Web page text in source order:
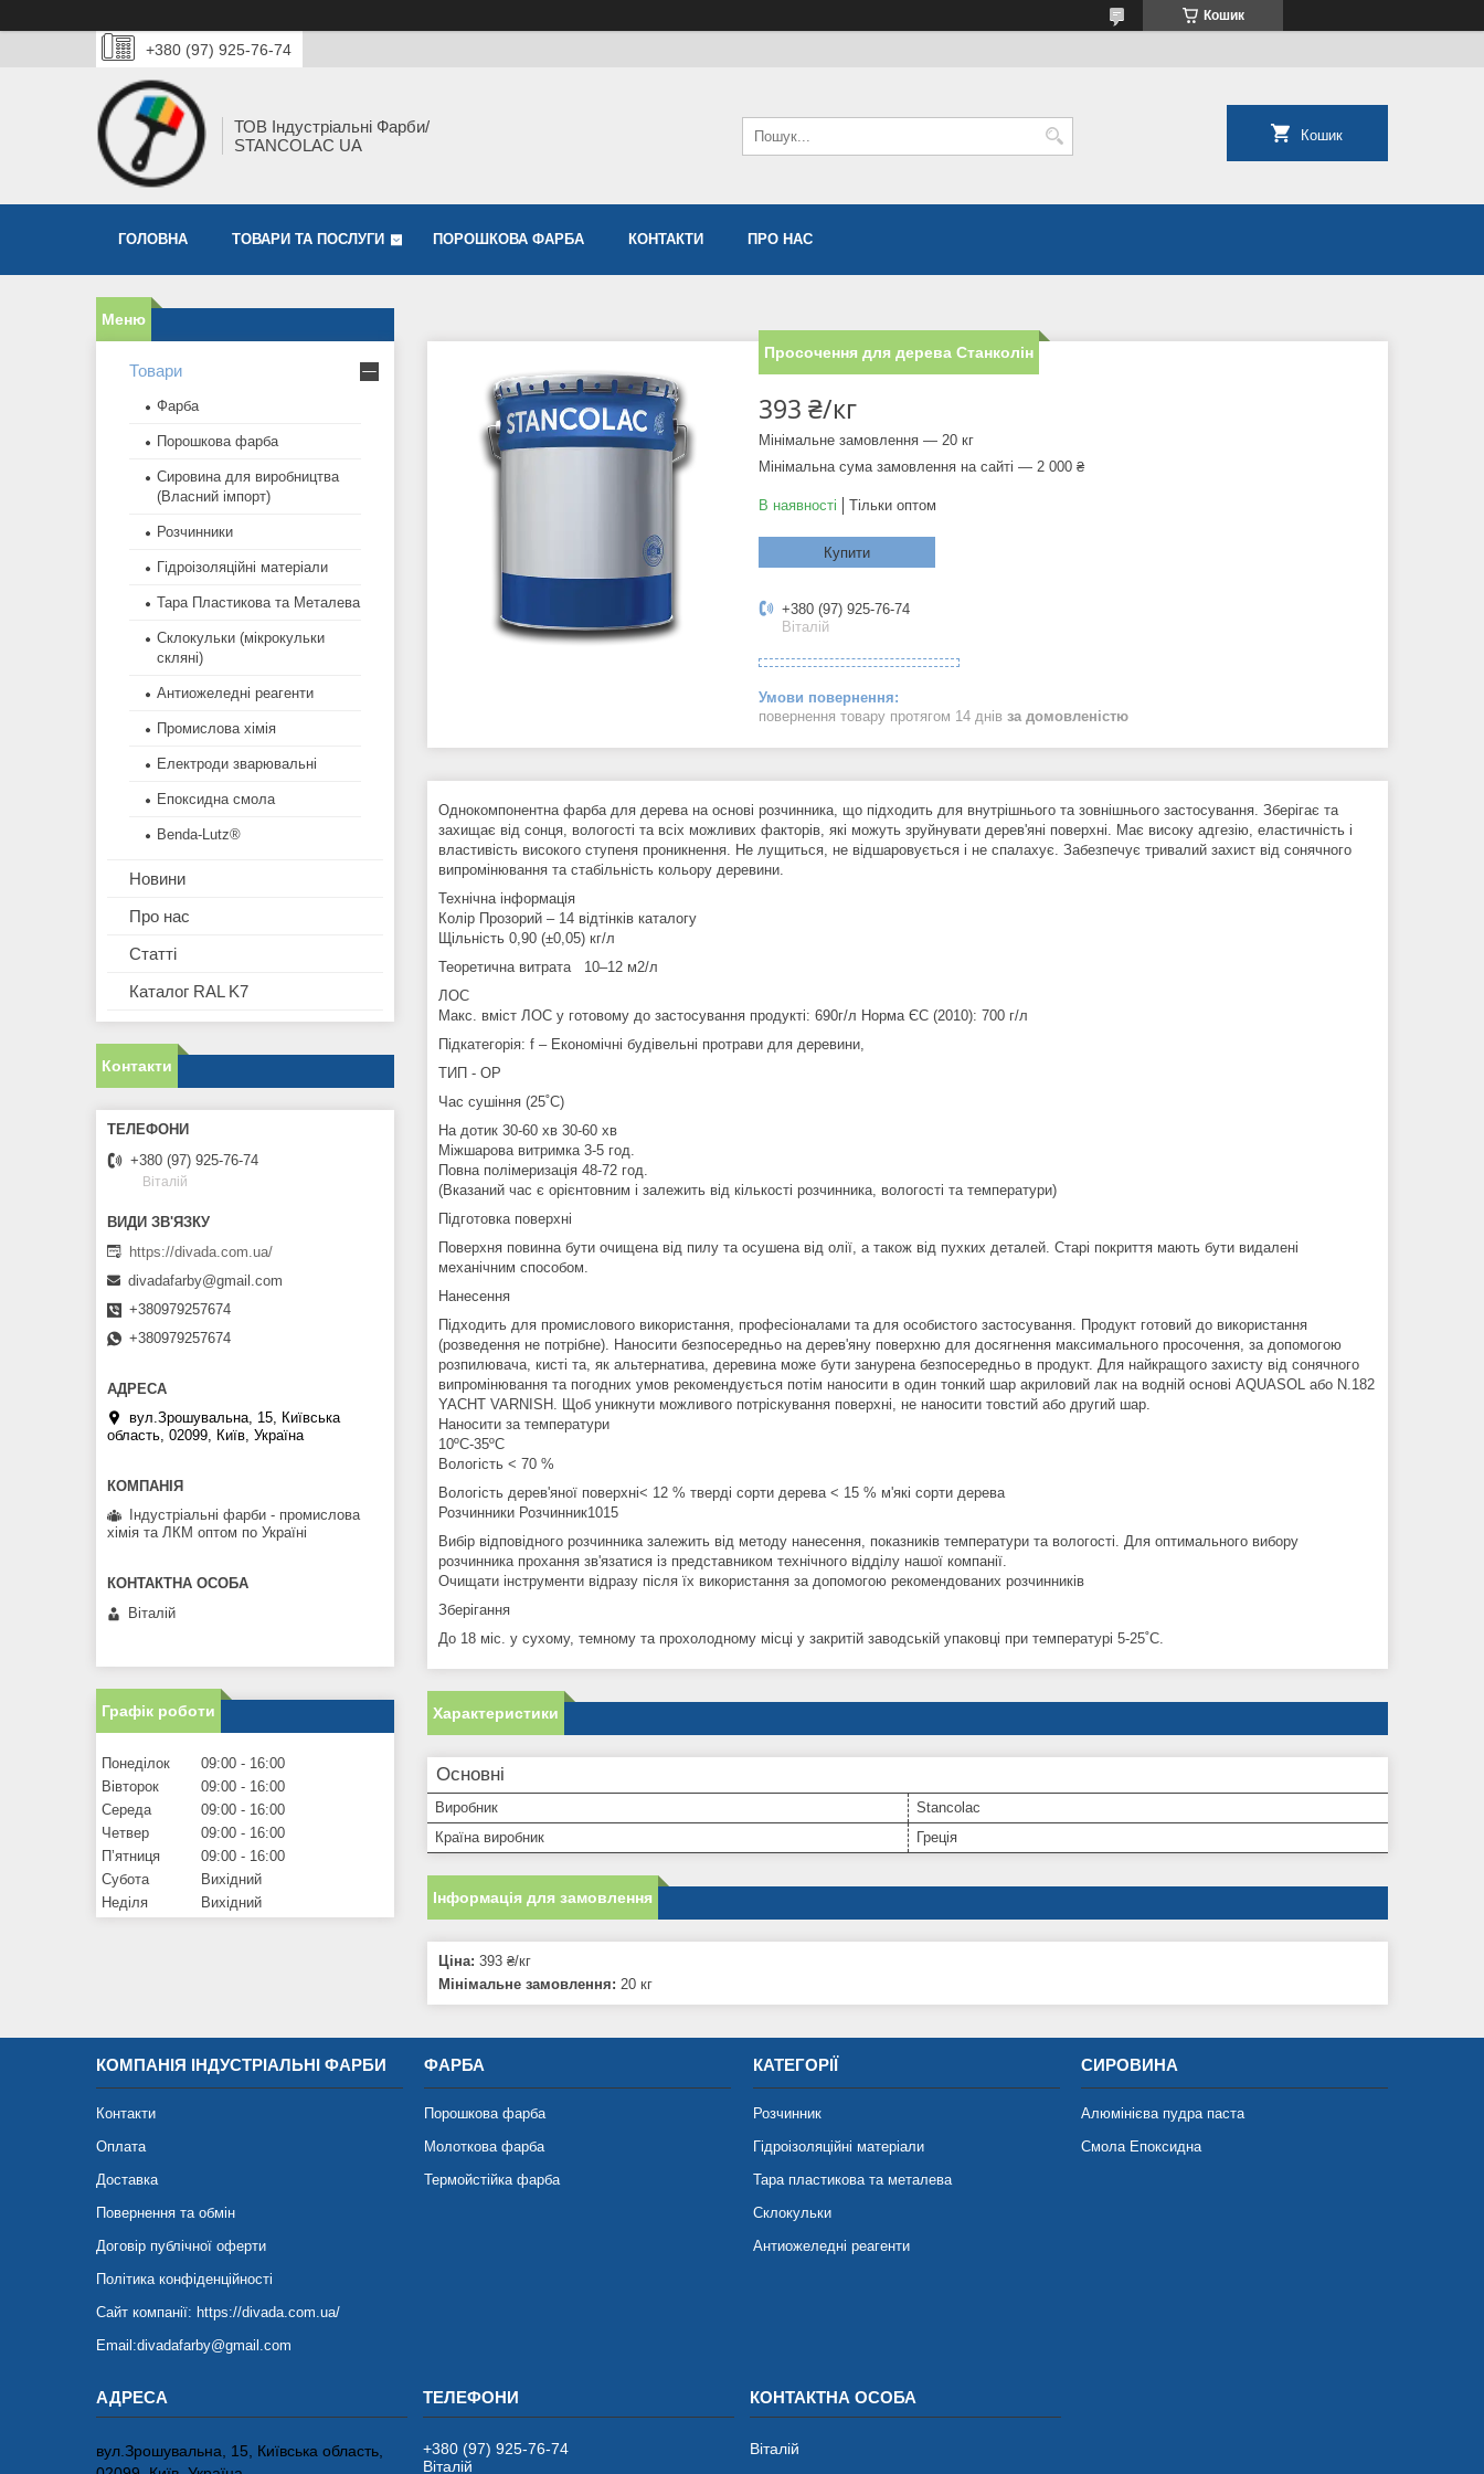
Кошик
+380 (97) 925-76-74
ТОВ Індустріальні Фарби/
STANCOLAC UA
Кошик
ГОЛОВНА ТОВАРИ ТА ПОСЛУГИ ПОРОШКОВА ФАРБА КОНТАКТИ ПРО НАС
Просочення для дерева Станколін
393 ₴/кг
Мінімальне замовлення — 20 кг
Мінімальна сума замовлення на сайті — 2 000 ₴
В наявності Тільки оптом
Купити
+380 (97) 925-76-74
Віталій
повернення товару протягом 14 днів за домовленістю
Однокомпонентна фарба для дерева на основі розчинника, що підходить для внутрішнього та зовнішнього застосування. Зберігає та
захищає від сонця, вологості та всіх можливих факторів, які можуть зруйнувати дерев'яні поверхні. Має високу адгезію, еластичність і
властивість високого ступеня проникнення. Не лущиться, не відшаровується і не спалахує. Забезпечує тривалий захист від сонячного
випромінювання та стабільність кольору деревини.
Технічна інформація
Колір Прозорий – 14 відтінків каталогу
Щільність 0,90 (±0,05) кг/л
Теоретична витрата 10–12 м2/л
ЛОС
Макс. вміст ЛОС у готовому до застосування продукті: 690г/л Норма ЄС (2010): 700 г/л
Підкатегорія: f – Економічні будівельні протрави для деревини,
ТИП - ОР
Час сушіння (25˚C)
На дотик 30-60 хв 30-60 хв
Міжшарова витримка 3-5 год.
Повна полімеризація 48-72 год.
(Вказаний час є орієнтовним і залежить від кількості розчинника, вологості та температури)
Підготовка поверхні
Поверхня повинна бути очищена від пилу та осушена від олії, а також від пухких деталей. Старі покриття мають бути видалені
механічним способом.
Нанесення
Підходить для промислового використання, професіоналами та для особистого застосування. Продукт готовий до використання
(розведення не потрібне). Наносити безпосередньо на дерев'яну поверхню для досягнення максимального просочення, за допомогою
розпилювача, кисті та, як альтернатива, деревина може бути занурена безпосередньо в продукт. Для найкращого захисту від сонячного
випромінювання та погодних умов рекомендується потім наносити в один тонкий шар акриловий лак на водній основі AQUASOL або N.182
YACHT VARNISH. Щоб уникнути можливого потріскування поверхні, не наносити товстий або другий шар.
Наносити за температури
10ºC-35ºC
Вологість < 70 %
Вологість дерев'яної поверхні< 12 % тверді сорти дерева < 15 % м'які сорти дерева
Розчинники Розчинник1015
Вибір відповідного розчинника залежить від методу нанесення, показників температури та вологості. Для оптимального вибору
розчинника прохання зв'язатися із представником технічного відділу нашої компанії.
Очищати інструменти відразу після їх використання за допомогою рекомендованих розчинників
Зберігання
До 18 міс. у сухому, темному та прохолодному місці у закритій заводській упаковці при температурі 5-25˚C.
Характеристики
Основні
Виробник
Stancolac
Країна виробник
Греція
Інформація для замовлення
Ціна: 393 ₴/кг
Мінімальне замовлення: 20 кг
Товари
Фарба
Порошкова фарба
Сировина для виробництва
(Власний імпорт)
Розчинники
Гідроізоляційні матеріали
Тара Пластикова та Металева
Склокульки (мікрокульки
скляні)
Антиожеледні реагенти
Промислова хімія
Електроди зварювальні
Епоксидна смола
Benda-Lutz®
Новини
Про нас
Статті
Каталог RAL K7
Контакти
+380 (97) 925-76-74
Віталій
https://divada.com.ua/
divadafarby@gmail.com
+380979257674
+380979257674
вул.Зрошувальна, 15, Київська
область, 02099, Київ, Україна
Індустріальні фарби - промислова
хімія та ЛКМ оптом по Україні
Віталій
Графік роботи
Понеділок 09:00
16:00
Вівторок
09:00
16:00
Середа
09:00
16:00
Четвер
09:00
16:00
Пʼятниця
09:00
16:00
Субота
Вихідний
Неділя
Вихідний
КОМПАНІЯ ІНДУСТРІАЛЬНІ ФАРБИ
Контакти
Оплата
Доставка
Повернення та обмін
Договір публічної оферти
Політика конфіденційності
Сайт компанії: https://divada.com.ua/
Email:divadafarby@gmail.com
ФАРБА
Порошкова фарба
Молоткова фарба
Термойстійка фарба
КАТЕГОРІЇ
Розчинник
Гідроізоляційні матеріали
Тара пластикова та металева
Склокульки
Антиожеледні реагенти
СИРОВИНА
Алюмінієва пудра паста
Смола Епоксидна
вул.Зрошувальна, 15, Київська область,
+380 (97) 925-76-74
Віталій
Віталій